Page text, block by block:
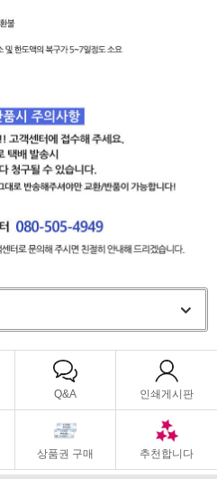
Q&A 인쇄게시판
상품권 구매 추천합니다